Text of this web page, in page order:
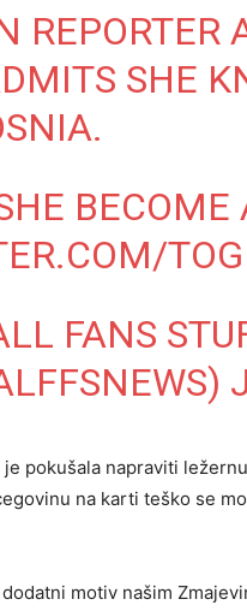
REPORTER
SHE
FANS
pokušala napraviti
na karti teško se
motiv našim